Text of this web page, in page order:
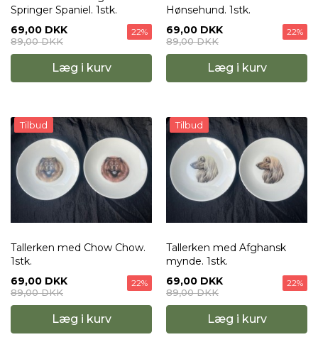
Springer Spaniel. 1stk.
69,00 DKK
89,00 DKK
22%
Læg i kurv
Hønsehund. 1stk.
69,00 DKK
89,00 DKK
22%
Læg i kurv
Tilbud
Tallerken med Chow Chow.
1stk.
69,00 DKK
89,00 DKK
22%
Læg i kurv
Tilbud
Tallerken med Afghansk
mynde. 1stk.
69,00 DKK
89,00 DKK
22%
Læg i kurv